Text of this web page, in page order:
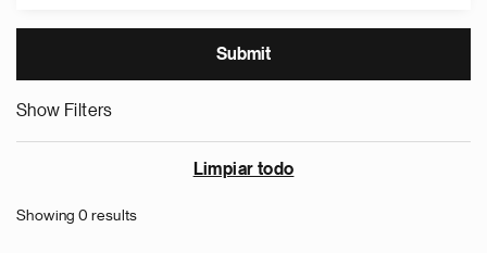
Show Filters
Limpiar todo
Showing 0 results